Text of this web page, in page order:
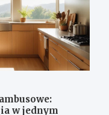
w jednym